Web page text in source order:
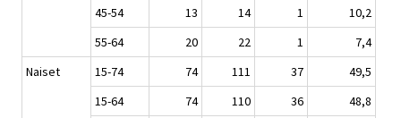
45-54
13 14 1
10,2
55-64
20 22 1
7,4
Naiset
15-74 74 111 37
49,5
15-64
74 110 36
48,8